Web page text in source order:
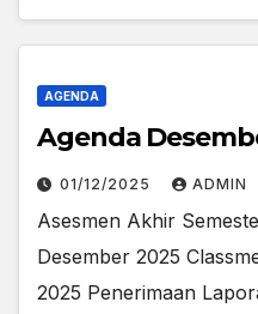
AGENDA
Agenda
01/12/2025 ADMIN
Asesmen Akhir
Desember 2025
2025 Penerimaan